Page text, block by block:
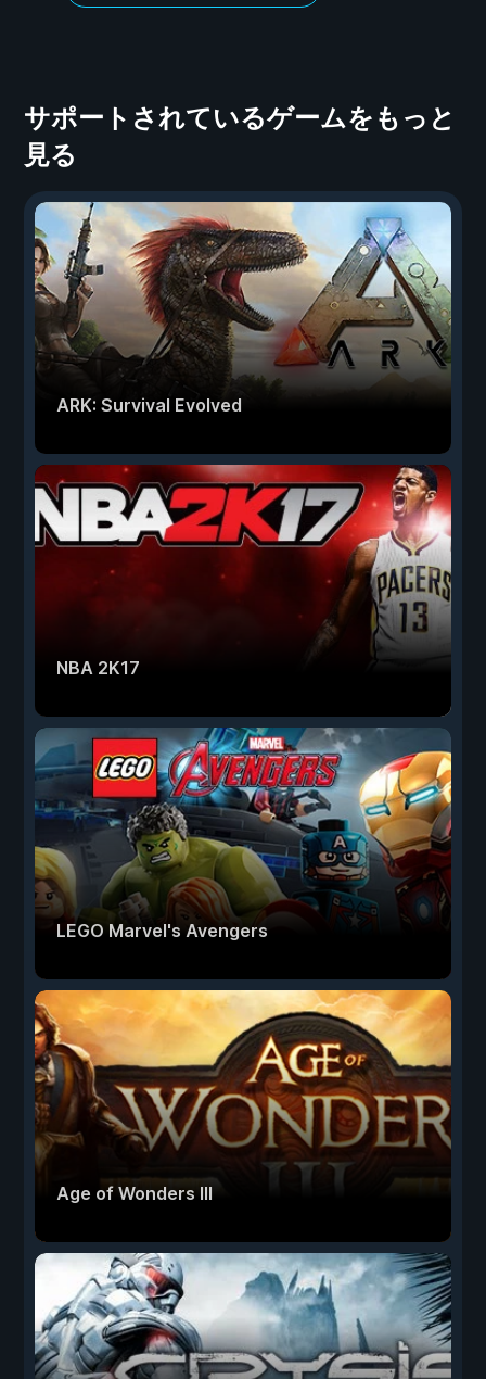
サポートされているゲームをもっと
見る
ARK: Survival Evolved
NBA 2K17
LEGO Marvel's Avengers
Age of Wonders III